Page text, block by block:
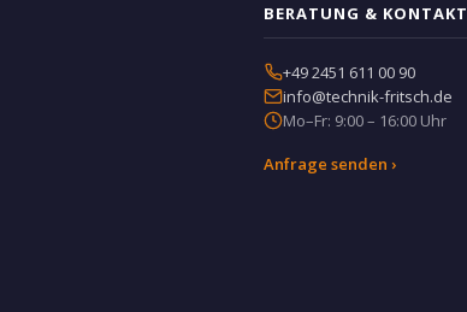
BERATUNG & KONTAKT
+49 2451 611 00 90
info@technik-fritsch.de
Mo–Fr: 9:00 – 16:00 Uhr
Anfrage senden ›